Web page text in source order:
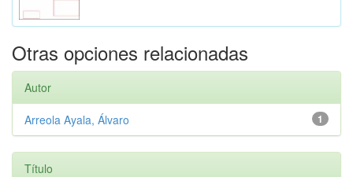
Otras opciones relacionadas
Autor
1
Arreola Ayala, Álvaro
Título